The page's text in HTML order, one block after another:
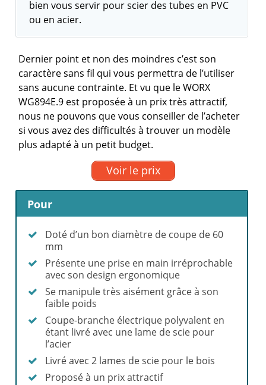
bien vous servir pour scier des tubes en PVC
ou en acier.
Dernier point et non des moindres c’est son
caractère sans fil qui vous permettra de l’utiliser
sans aucune contrainte. Et vu que le WORX
WG894E.9 est proposée à un prix très attractif,
nous ne pouvons que vous conseiller de l’acheter
si vous avez des difficultés à trouver un modèle
plus adapté à un petit budget.
Voir le prix
Pour
Doté d’un bon diamètre de coupe de 60
mm
Présente une prise en main irréprochable
avec son design ergonomique
Se manipule très aisément grâce à son
faible poids
Coupe-branche électrique polyvalent en
étant livré avec une lame de scie pour
l’acier
Livré avec 2 lames de scie pour le bois
Proposé à un prix attractif